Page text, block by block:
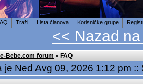
Traži Lista članova Korisničke grupe
<< Nazad
Bebe.com forum » FAQ
je Ned Avg 09, 2026 1:12 pm